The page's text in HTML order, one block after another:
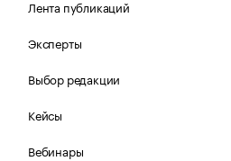
Лента публикаций
Эксперты
Выбор редакции
Кейсы
Вебинары